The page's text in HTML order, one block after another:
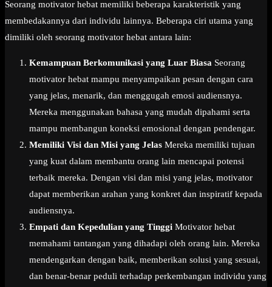
Seorang motivator hebat memiliki beberapa karakteristik yang
membedakannya dari individu lainnya. Beberapa ciri utama yang
dimiliki oleh seorang motivator hebat antara lain:
Kemampuan Berkomunikasi yang Luar Biasa Seorang
motivator hebat mampu menyampaikan pesan dengan cara
yang jelas, menarik, dan menggugah emosi audiensnya.
Mereka menggunakan bahasa yang mudah dipahami serta
mampu membangun koneksi emosional dengan pendengar.
Memiliki Visi dan Misi yang Jelas Mereka memiliki tujuan
yang kuat dalam membantu orang lain mencapai potensi
terbaik mereka. Dengan visi dan misi yang jelas, motivator
dapat memberikan arahan yang konkret dan inspiratif kepada
audiensnya.
Empati dan Kepedulian yang Tinggi Motivator hebat
memahami tantangan yang dihadapi oleh orang lain. Mereka
mendengarkan dengan baik, memberikan solusi yang sesuai,
dan benar-benar peduli terhadap perkembangan individu yang